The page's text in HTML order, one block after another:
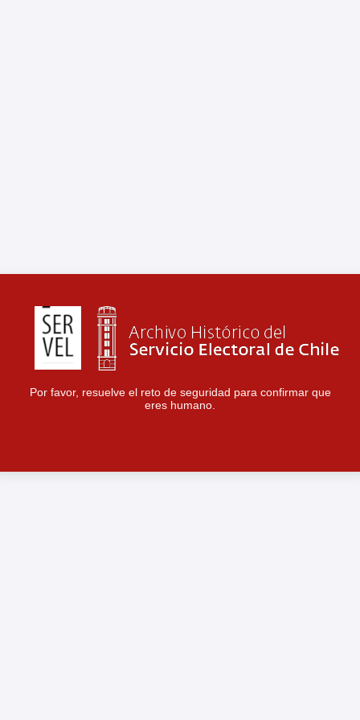
Por favor, resuelve el reto de seguridad para confirmar que
eres humano.